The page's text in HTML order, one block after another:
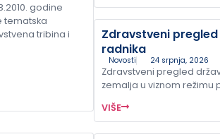
godine
tematska
tribina i
Zdravstveni
radnika
Novosti 24 srpnja, 2026
Zdravstveni pregled
zemalja u viznom režimu
VIŠE